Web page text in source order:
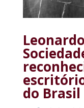
do Brasil